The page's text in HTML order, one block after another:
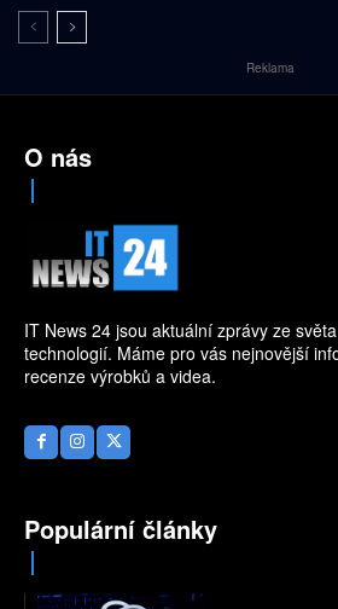
Reklama
O nás
IT News 24 jsou aktuální zprávy ze
technologií. Máme pro vás nejnovější
recenze výrobků a videa.
Populární články